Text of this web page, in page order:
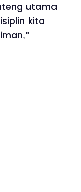
utama
kita